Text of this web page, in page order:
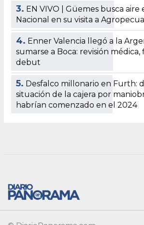
3. EN VIVO | Güemes busca aire
Nacional en su visita a
4. Enner Valencia llegó a la
sumarse a Boca: revisión
debut
5. Desfalco millonario en Furth:
situación de la cajera por
habrían comenzado en el 2024